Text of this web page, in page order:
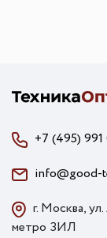
+7 (495)
info@good-
г. Москва,
метро ЗИЛ